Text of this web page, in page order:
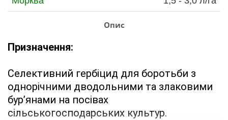
Опис
Призначення:
Селективний гербіцид для боротьби з
однорічними дводольними та злаковими
бур’янами на посівах
сільськогосподарських культур.